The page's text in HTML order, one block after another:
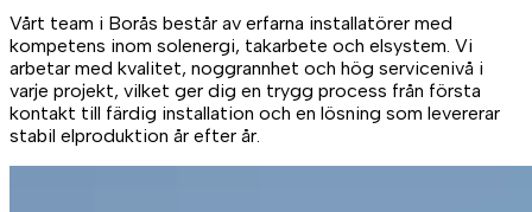
Vårt team i Borås består av erfarna installatörer med
kompetens inom solenergi, takarbete och elsystem. Vi
arbetar med kvalitet, noggrannhet och hög servicenivå i
varje projekt, vilket ger dig en trygg process från första
kontakt till färdig installation och en lösning som levererar
stabil elproduktion år efter år.